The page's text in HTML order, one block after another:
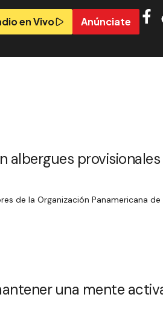
en Vivo Anúnciate
albergues provisionales
de la Organización Panamericana de
una mente